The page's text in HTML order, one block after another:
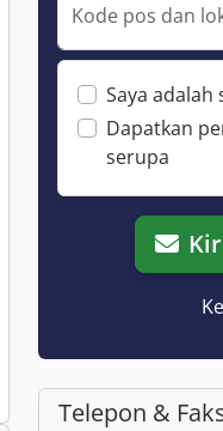
Kode pos dan
Saya adalah
Dapatkan
serupa
Telepon &